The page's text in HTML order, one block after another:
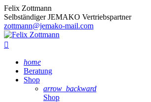
Felix Zottmann
Selbständiger JEMAKO Vertriebspartner
zottmann@jemako-mail.com

home
Beratung
Shop
arrow_backward
Shop